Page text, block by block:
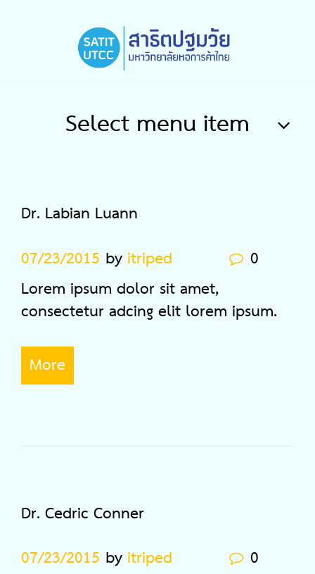
Select menu item
Dr. Labian Luann
07/23/2015 by itriped
0
Lorem ipsum dolor sit amet,
consectetur adcing elit lorem ipsum.
More
Dr. Cedric Conner
07/23/2015 by itriped
0